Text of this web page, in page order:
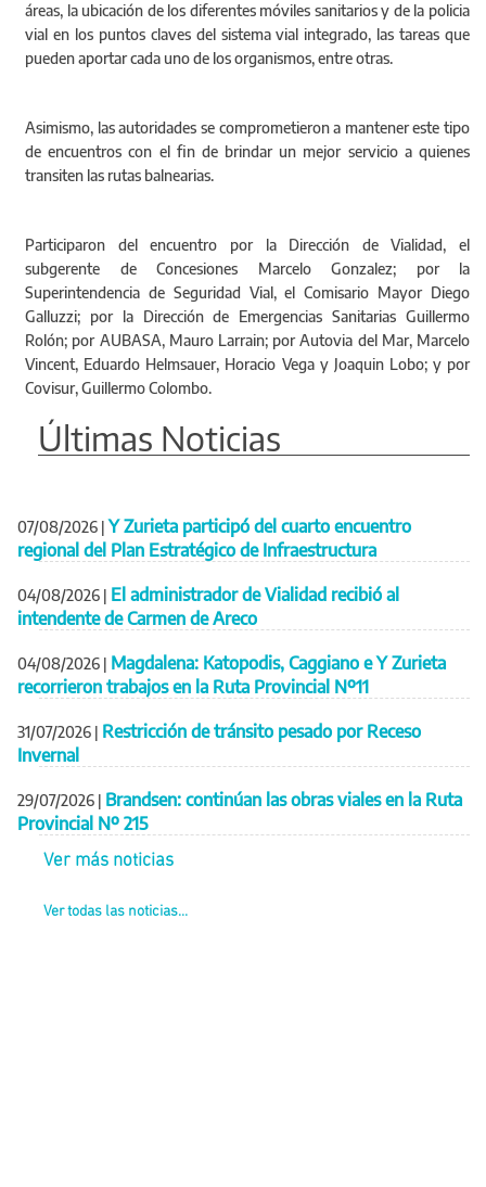
áreas, la ubicación de los diferentes móviles sanitarios y de la policia
vial en los puntos claves del sistema vial integrado, las tareas que
pueden aportar cada uno de los organismos, entre otras.
Asimismo, las autoridades se comprometieron a mantener este tipo
de encuentros con el fin de brindar un mejor servicio a quienes
transiten las rutas balnearias.
Participaron del encuentro por la Dirección de Vialidad, el
subgerente de Concesiones Marcelo Gonzalez; por la
Superintendencia de Seguridad Vial, el Comisario Mayor Diego
Galluzzi; por la Dirección de Emergencias Sanitarias Guillermo
Rolón; por AUBASA, Mauro Larrain; por Autovia del Mar, Marcelo
Vincent, Eduardo Helmsauer, Horacio Vega y Joaquin Lobo; y por
Covisur, Guillermo Colombo.
Últimas Noticias
07/08/2026 | Y Zurieta participó del cuarto encuentro
regional del Plan Estratégico de Infraestructura
04/08/2026 | El administrador de Vialidad recibió al
intendente de Carmen de Areco
04/08/2026 | Magdalena: Katopodis, Caggiano e Y Zurieta
recorrieron trabajos en la Ruta Provincial Nº11
31/07/2026 | Restricción de tránsito pesado por Receso
Invernal
29/07/2026 | Brandsen: continúan las obras viales en la Ruta
Provincial Nº 215
Ver más noticias
Ver todas las noticias...